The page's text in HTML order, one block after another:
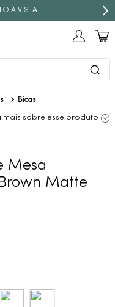
PARCELE
Bicas
mais sobre esse produto
Mesa
Matte